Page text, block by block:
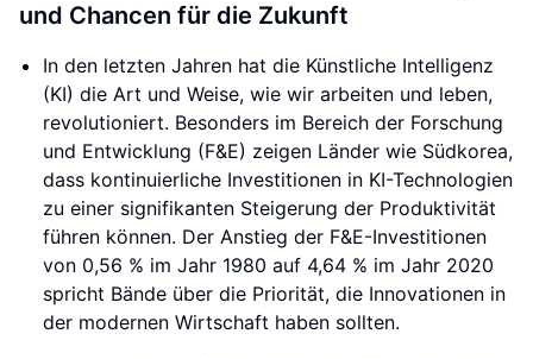
und Chancen für die Zukunft
In den letzten Jahren hat die Künstliche Intelligenz
(KI) die Art und Weise, wie wir arbeiten und leben,
revolutioniert. Besonders im Bereich der Forschung
und Entwicklung (F&E) zeigen Länder wie Südkorea,
dass kontinuierliche Investitionen in KI-Technologien
zu einer signifikanten Steigerung der Produktivität
führen können. Der Anstieg der F&E-Investitionen
von 0,56 % im Jahr 1980 auf 4,64 % im Jahr 2020
spricht Bände über die Priorität, die Innovationen in
der modernen Wirtschaft haben sollten.